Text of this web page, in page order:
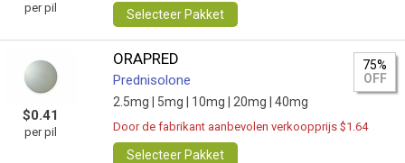
per pil Selecteer Pakket
$0.41
per pil
ORAPRED
Prednisolone
2.5mg | 5mg | 10mg | 20mg | 40mg
75%
OFF
Door de fabrikant aanbevolen verkoopprijs $1.64
Selecteer Pakket